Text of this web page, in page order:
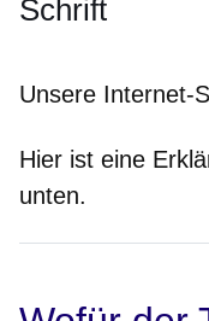
Schrift
Unsere Internet-
Hier ist eine
unten.